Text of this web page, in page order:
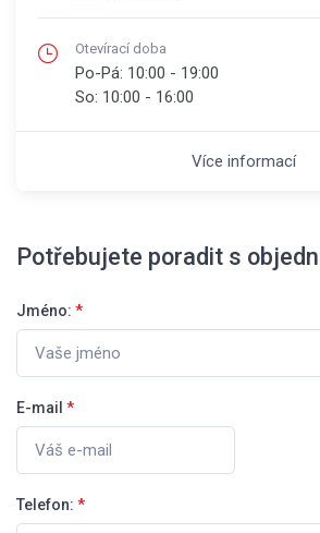
Otevírací doba
Po-Pá: 10:00 - 19:00
So: 10:00 - 16:00
Více informací
Potřebujete poradit s
Jméno: *
E-mail *
Telefon: *